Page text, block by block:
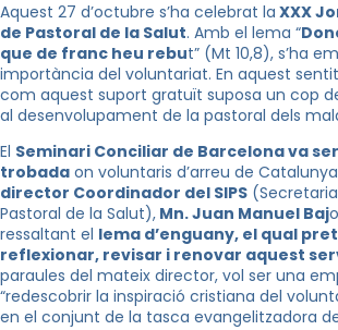
Aquest 27 d’octubre s’ha celebrat la XXX
de Pastoral de la Salut. Amb el lema “
que de franc heu rebut” (Mt 10,8), s’ha
importància del voluntariat. En aquest
com aquest suport gratuït suposa un cop
al desenvolupament de la pastoral dels
El Seminari Conciliar de Barcelona va
trobada on voluntaris d’arreu de
director Coordinador del SIPS
Pastoral de la Salut), Mn. Juan Manuel Baj
ressaltant el lema d’enguany, el qual
reflexionar, revisar i renovar aquest
paraules del mateix director, vol ser una
“redescobrir la inspiració cristiana del
en el conjunt de la tasca evangelitzadora de